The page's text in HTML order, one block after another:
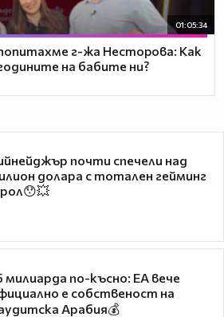
01:05:34
г-жа Несторова: Как
на бабите ни?
почти спечели над
долара с тотален гейминг
милиарда по-късно: EA вече
е собственост на
Арабия💰